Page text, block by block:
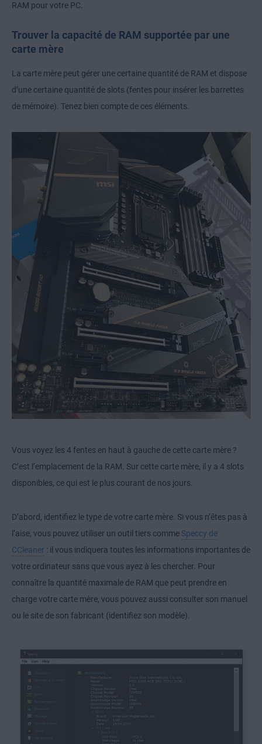
RAM pour votre PC.
Trouver la capacité de RAM supportée par une
carte mère
La carte mère peut gérer une certaine quantité de RAM et dispose
d’une certaine quantité de slots (fentes pour insérer les barrettes
de mémoire). Tenez bien compte de ces éléments.
Vous voyez les 4 fentes en haut à gauche de cette carte mère ?
C’est l’emplacement de la RAM. Sur cette carte mère, il y a 4 slots
disponibles, ce qui est le plus courant de nos jours.
D’abord, identifiez le type de votre carte mère. Si vous n’êtes pas à
l’aise, vous pouvez utiliser un outil tiers comme Speccy de
CCleaner : il vous indiquera toutes les informations importantes de
votre ordinateur sans que vous ayez à les chercher. Pour
connaître la quantité maximale de RAM que peut prendre en
charge votre carte mère, vous pouvez aussi consulter son manuel
ou le site de son fabricant (identifiez son modèle).